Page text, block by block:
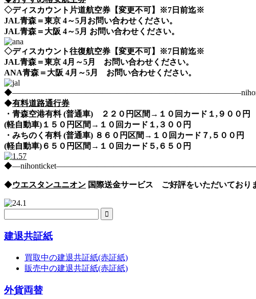
◇ディスカウント片道航空券【変更不可】※7日前迄※
JAL青森＝東京 4～5月お問い合わせください。
JAL青森＝大阪 4～5月 お問い合わせください。
◇ディスカウント往復航空券【変更不可】※7日前迄※
JAL青森＝東京 4月～5月 お問い合わせください。
ANA青森＝大阪 4月～5月 お問い合わせください。
◆有料道路通行券
・青森空港有料 (普通車) ２２０円区間→１０回カード１,９００円
(軽自動車)１５０円区間→１０回カード１,３００円
・みちのく有料 (普通車) ８６０円区間→１０回カード７,５００円
(軽自動車)６５０円区間→１０回カード５,６５０円
◆ウエスタンユニオン 国際送金サービス ご好評をいただいており
建退共証紙
買取中の建退共証紙(赤証紙)
販売中の建退共証紙(赤証紙)
外貨両替